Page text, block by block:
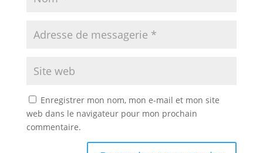
Enregistrer mon nom, mon e-mail et mon site
web dans le navigateur pour mon prochain
commentaire.